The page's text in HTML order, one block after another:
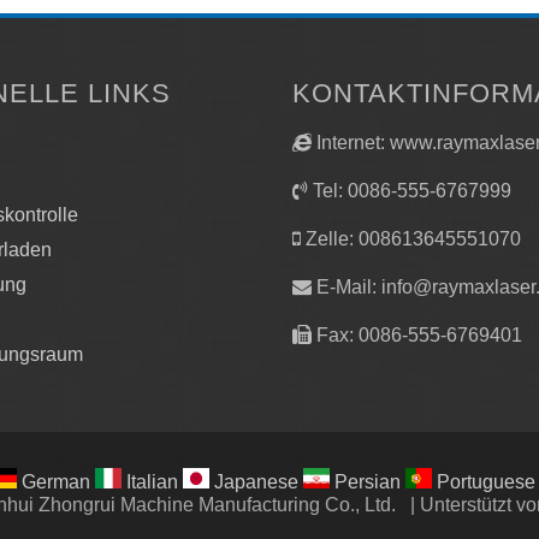
verfügen über doppelt wirkende Zylinder,
Werkzeuge können mit dem
zur Realisierung einer Leichtbaustruktur.
einzusparen.
LINKS
Internet:
Tel: 0086-555-6767999
Zelle: 008613645551070
E-Mail:
Fax: 0086-555-6769401
German Italian Japanese Persian Portuguese
Zhongrui Machine Manufacturing Co., Ltd.
Unterstützt